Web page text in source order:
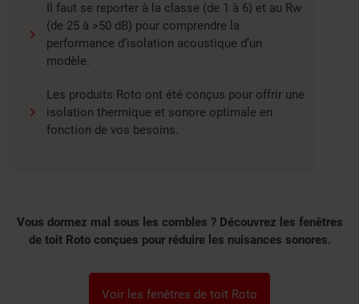
Il faut se reporter à la classe (de 1 à 6) et au Rw
(de 25 à >50 dB) pour comprendre la
performance d’isolation acoustique d’un
modèle.
Les produits Roto ont été conçus pour offrir une
isolation thermique et sonore optimale en
fonction de vos besoins.
Vous dormez mal sous les combles ? Découvrez les fenêtres
de toit Roto conçues pour réduire les nuisances sonores.
Voir les fenêtres de toit Roto